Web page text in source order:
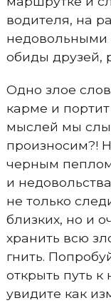
водителя, на
недовольными
обиды друзей,
Одно злое
карме и
мыслей мы
произносим?!
черным
и
не только
близких, но и
хранить всю
гнить.
открыть путь
увидите как